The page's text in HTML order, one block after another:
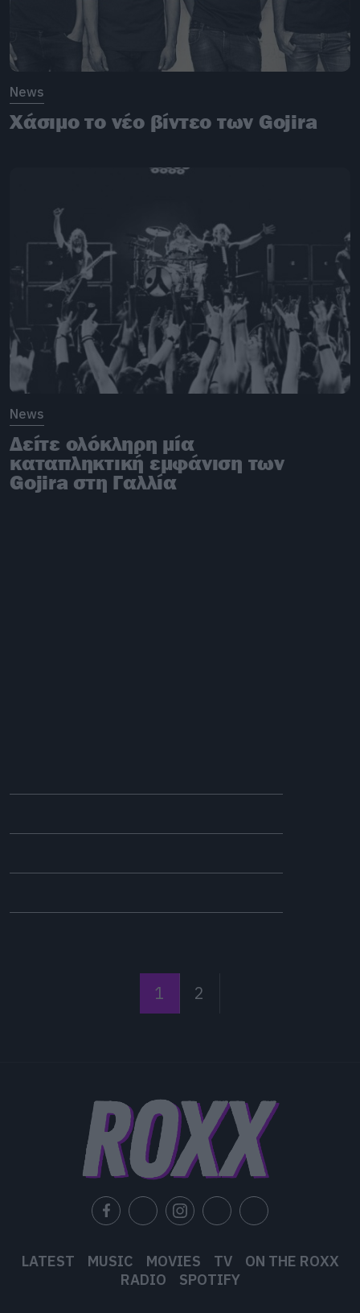
News
Χάσιμο το νέο βίντεο των Gojira
News
Δείτε ολόκληρη μία
καταπληκτική εμφάνιση των
Gojira στη Γαλλία
1 2
LATEST MUSIC MOVIES TV
ON THE ROXX
RADIO
SPOTIFY